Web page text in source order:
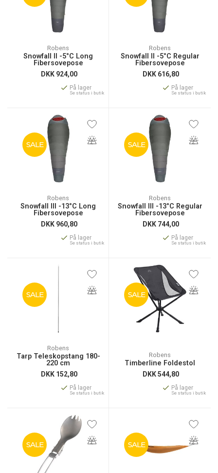
Robens
Snowfall II -5°C Long
Fibersovepose
DKK 924,00
På lager
Se status i butik
Robens
Snowfall II -5°C Regular
Fibersovepose
DKK 616,80
På lager
Se status i butik
SALE
Robens
Snowfall III -13°C Long
Fibersovepose
DKK 960,80
På lager
Se status i butik
SALE
Robens
Snowfall III -13°C Regular
Fibersovepose
DKK 744,00
På lager
Se status i butik
SALE
Robens
Tarp Teleskopstang 180-
220 cm
DKK 152,80
På lager
Se status i butik
SALE
Robens
Timberline Foldestol
DKK544,80
På lager
Se status i butik
SALE SALE